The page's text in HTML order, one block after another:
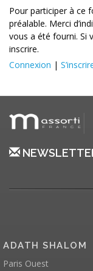
Pour participer à ce
préalable. Merci
vous a été fourni. Si
inscrire.
Connexion |
ADATH SHALOM
Paris Ouest